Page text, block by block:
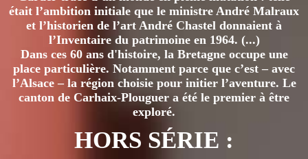
était l’ambition initiale que le ministre André Malraux
et l’historien de l’art André Chastel donnaient à
l’Inventaire du patrimoine en 1964. (...)
Dans ces 60 ans d'histoire, la Bretagne occupe une
place particulière. Notamment parce que c’est – avec
l’Alsace – la région choisie pour initier l’aventure. Le
canton de Carhaix-Plouguer a été le premier à être
exploré.
HORS SÉRIE :